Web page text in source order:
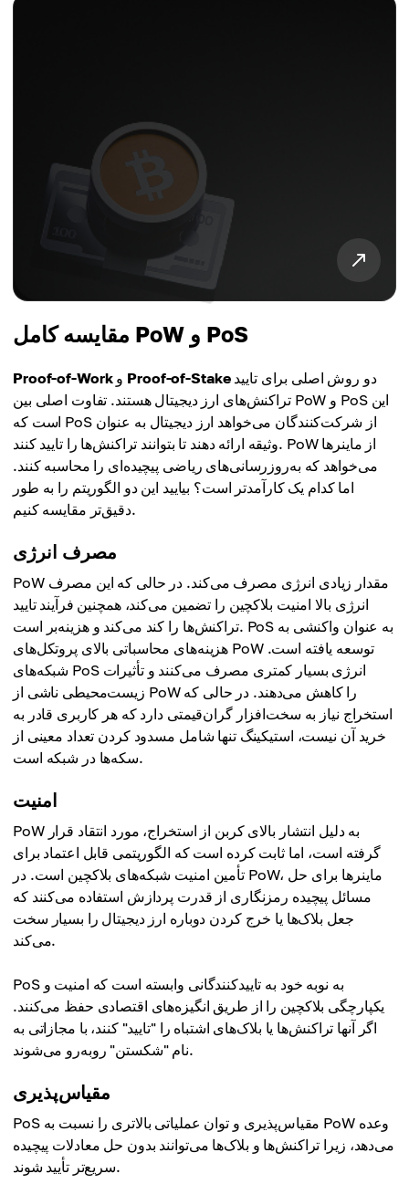
مقایسه کامل PoW و PoS
Proof-of-Work Proof-of-Stakeدو روش اصلی برای تایید
تراکنش‌های ارز دیجیتال هستند. تفاوت اصلی بین PoW و PoS این
است که PoS از شرکت‌کنندگان می‌خواهد ارز دیجیتال به عنوان
وثیقه ارائه دهند تا بتوانند تراکنش‌ها را تایید کنند. PoW از ماینرها
می‌خواهد که به‌روزرسانی‌های ریاضی پیچیده‌ای را محاسبه کنند.
اما کدام یک کارآمدتر است؟ بیایید این دو الگوریتم را به طور
دقیق‌تر مقایسه کنیم.
مصرف انرژی
PoW مقدار زیادی انرژی مصرف می‌کند. در حالی که این مصرف
انرژی بالا امنیت بلاکچین را تضمین می‌کند، همچنین فرآیند تایید
تراکنش‌ها را کند می‌کند و هزینه‌بر است. PoS به عنوان واکنشی به
هزینه‌های محاسباتی بالای پروتکل‌های PoW توسعه یافته است.
شبکه‌های PoS انرژی بسیار کمتری مصرف می‌کنند و تأثیرات
زیست‌محیطی ناشی از PoW را کاهش می‌دهند. در حالی که
استخراج نیاز به سخت‌افزار گران‌قیمتی دارد که هر کاربری قادر به
خرید آن نیست، استیکینگ تنها شامل مسدود کردن تعداد معینی از
سکه‌ها در شبکه است.
امنیت
PoW به دلیل انتشار بالای کربن از استخراج، مورد انتقاد قرار
گرفته است، اما ثابت کرده است که الگوریتمی قابل اعتماد برای
تأمین امنیت شبکه‌های بلاکچین است. در PoW، ماینرها برای حل
مسائل پیچیده رمزنگاری از قدرت پردازش استفاده می‌کنند که
جعل بلاک‌ها یا خرج کردن دوباره ارز دیجیتال را بسیار سخت
می‌کند.
PoS به نوبه خود به تاییدکنندگانی وابسته است که امنیت و
یکپارچگی بلاکچین را از طریق انگیزه‌های اقتصادی حفظ می‌کنند.
اگر آنها تراکنش‌ها یا بلاک‌های اشتباه را "تایید" کنند، با مجازاتی به
نام "شکستن" روبه‌رو می‌شوند.
مقیاس‌پذیری
PoS مقیاس‌پذیری و توان عملیاتی بالاتری را نسبت به PoW وعده
می‌دهد، زیرا تراکنش‌ها و بلاک‌ها می‌توانند بدون حل معادلات پیچیده
سریع‌تر تأیید شوند.